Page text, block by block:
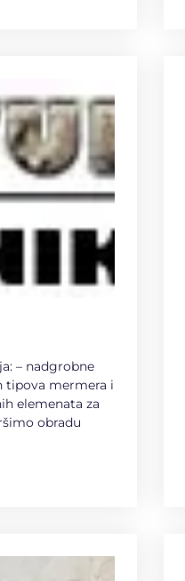
– nadgrobne
tipova mermera i
elemenata za
obradu